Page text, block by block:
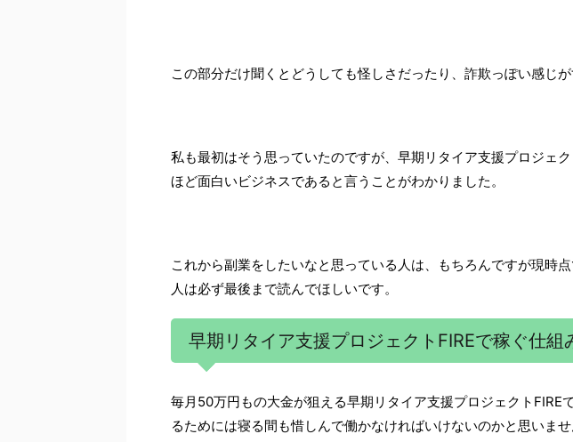
この部分だけ聞くとどうしても怪しさだったり、詐欺っぽい感じが
私も最初はそう思っていたのですが、早期リタイア支援プロジェ
ほど面白いビジネスであると言うことがわかりました。
これから副業をしたいなと思っている人は、もちろんですが現時
人は必ず最後まで読んでほしいです。
早期リタイア支援プロジェクトFIREで稼ぐ仕組
毎月50万円もの大金が狙える早期リタイア支援プロジェクトFIRE
るためには寝る間も惜しんで働かなければいけないのかと思いませ